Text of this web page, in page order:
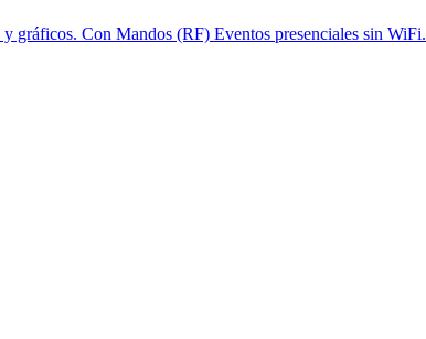
y gráficos. Con Mandos (RF) Eventos presenciales sin WiFi.